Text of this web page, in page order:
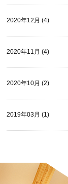
2020年12月 (4)
2020年11月 (4)
2020年10月 (2)
2019年03月 (1)